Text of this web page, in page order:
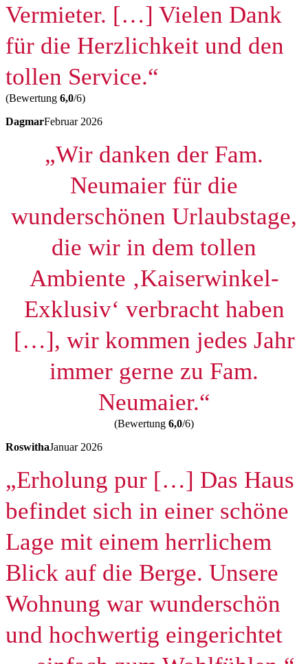
Vermieter. […] Vielen Dank
für die Herzlichkeit und den
tollen Service.“
(Bewertung 6,0/6)
DagmarFebruar 2026
„Wir danken der Fam.
Neumaier für die
wunderschönen Urlaubstage,
die wir in dem tollen
Ambiente ‚Kaiserwinkel-
Exklusiv‘ verbracht haben
[…], wir kommen jedes Jahr
immer gerne zu Fam.
Neumaier.“
(Bewertung 6,0/6)
RoswithaJanuar 2026
„Erholung pur […] Das Haus
befindet sich in einer schöne
Lage mit einem herrlichem
Blick auf die Berge. Unsere
Wohnung war wunderschön
und hochwertig eingerichtet